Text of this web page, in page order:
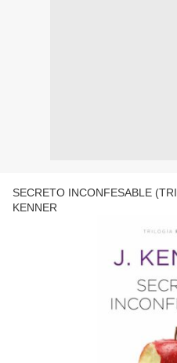
SECRETO INCONFESABLE
KENNER